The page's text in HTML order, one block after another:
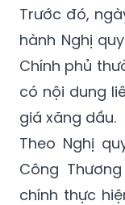
Trước đó,
hành Nghị
Chính phủ
có nội dung
giá xăng dầu.
Theo Nghị
Công
chính thực